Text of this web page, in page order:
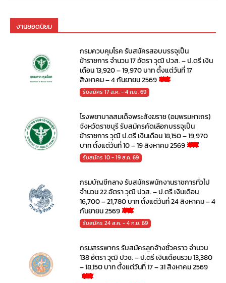
งานยอดนิยม
กรมควบคุมโรค รับสมัครสอบบรรจุเป็น
ข้าราชการ จำนวน 17 อัตรา วุฒิ ปวส. – ป.ตรี เงิน
เดือน 13,920 – 19,970 บาท ตั้งแต่วันที่ 17
สิงหาคม – 4 กันยายน 2569
รับสมัคร 17 ส.ค. - 4 ก.ย. 69
โรงพยาบาลสมเด็จพระสังฆราช (อมฺพรมหาเถร)
จังหวัดราชบุรี รับสมัครคัดเลือกบรรจุเป็น
ข้าราชการ วุฒิ ป.ตรี เงินเดือน 18,150 – 19,970
บาท ตั้งแต่วันที่ 10 – 19 สิงหาคม 2569
รับสมัคร 10 - 19 ส.ค. 69
กรมบัญชีกลาง รับสมัครพนักงานราชการทั่วไป
จำนวน 22 อัตรา วุฒิ ปวส. – ป.ตรี เงินเดือน
16,700 – 21,780 บาท ตั้งแต่วันที่ 24 สิงหาคม – 4
กันยายน 2569
รับสมัคร 24 ส.ค. - 4 ก.ย. 69
กรมสรรพากร รับสมัครลูกจ้างชั่วคราว จำนวน
138 อัตรา วุฒิ ปวช. – ป.ตรี เงินเดือนรวม 13,380
– 18,150 บาท ตั้งแต่วันที่ 17 – 31 สิงหาคม 2569